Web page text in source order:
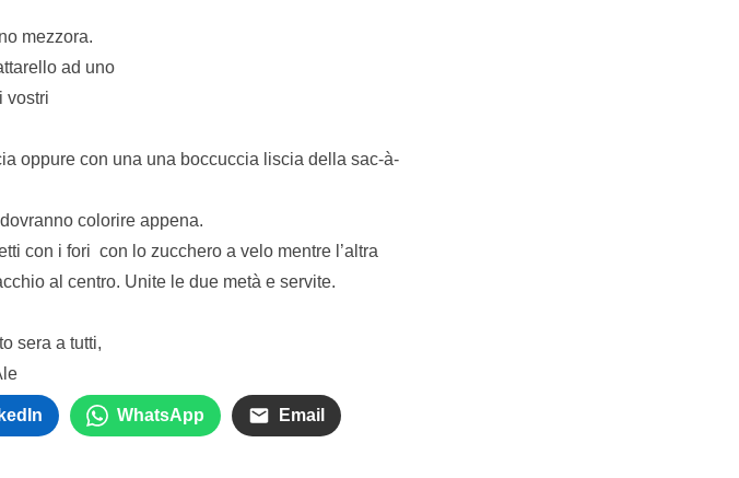
mezzora.
ad uno
vostri
oppure con una una boccuccia liscia della sac-à-
colorire appena.
con i fori con lo zucchero a velo mentre l’altra
al centro. Unite le due metà e servite.
sera a tutti,
WhatsApp Email